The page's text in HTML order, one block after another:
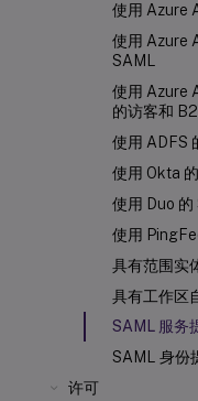
使用 Azure
使用 Azure
SAML
使用 Azure
的访客和
使用 ADFS
使用 Okta 的
使用 Duo 的
使用
具有范围实
具有工作区
SAML 服务
SAML 身份
许可